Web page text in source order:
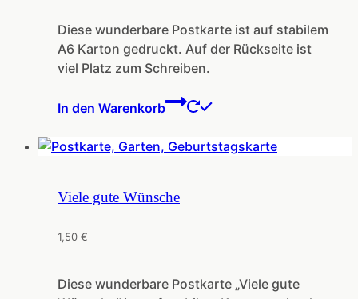
Diese wunderbare Postkarte ist auf stabilem
A6 Karton gedruckt. Auf der Rückseite ist
viel Platz zum Schreiben.
In den Warenkorb
Viele gute Wünsche
1,50 €
Diese wunderbare Postkarte „Viele gute